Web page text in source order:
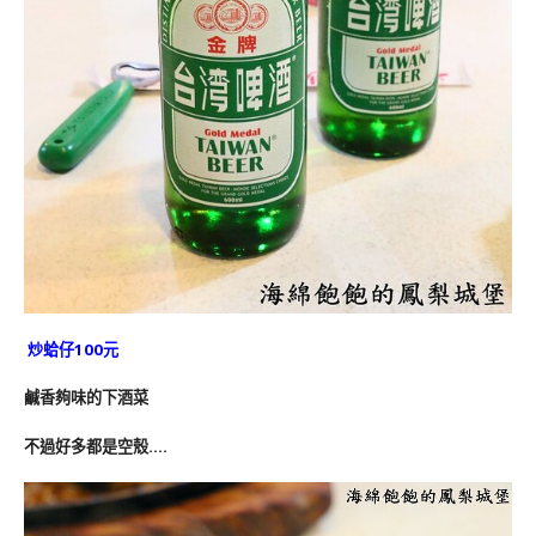
炒蛤仔100元
鹹香夠味的下酒菜
不過好多都是空殼….